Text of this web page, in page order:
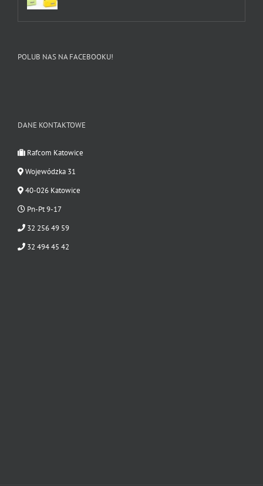
POLUB NAS NA FACEBOOKU!
DANE KONTAKTOWE
Rafcom Katowice
Wojewódzka 31
40-026 Katowice
Pn-Pt 9-17
32 256 49 59
32 494 45 42